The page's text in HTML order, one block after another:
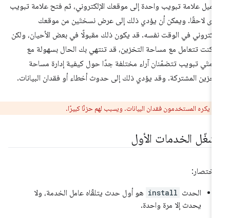
علامة تبويب واحدة إلى موقعك الإلكتروني، ثم فتح علامة تبويب
لاحقًا. ويمكن أن يؤدي ذلك إلى عرض نسختَين من موقعك
في الوقت نفسه. قد يكون ذلك مقبولًا في بعض الأحيان، ولكن
كنت تتعامل مع مساحة التخزين، قد تنتهي بك الحال بسهولة مع
تبويب تتضمّنان آراء مختلفة جدًا حول كيفية إدارة مساحة
المشتركة. وقد يؤدي ذلك إلى حدوث أخطاء أو فقدان البيانات.
يكره المستخدمون فقدان البيانات. ويسبب لهم حزنًا كبيرًا.
الخدمات الأول
الحدث install هو أول حدث يتلقّاه عامل الخدمة، ولا
يحدث إلا مرة واحدة.